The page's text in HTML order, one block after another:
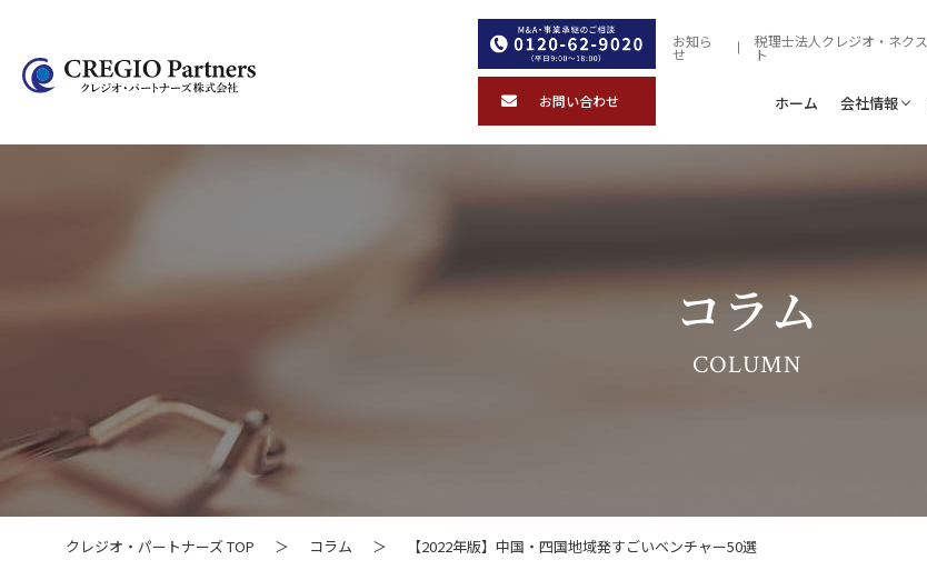
お問い合わせ
お知ら
せ
税理士法人クレジオ・ネクス
ト
ホーム 会社情報
コラム
COLUMN
クレジオ・パートナーズ TOP ＞ コラム ＞ 【2022年版】中国・四国地域発すごいベンチャー50選